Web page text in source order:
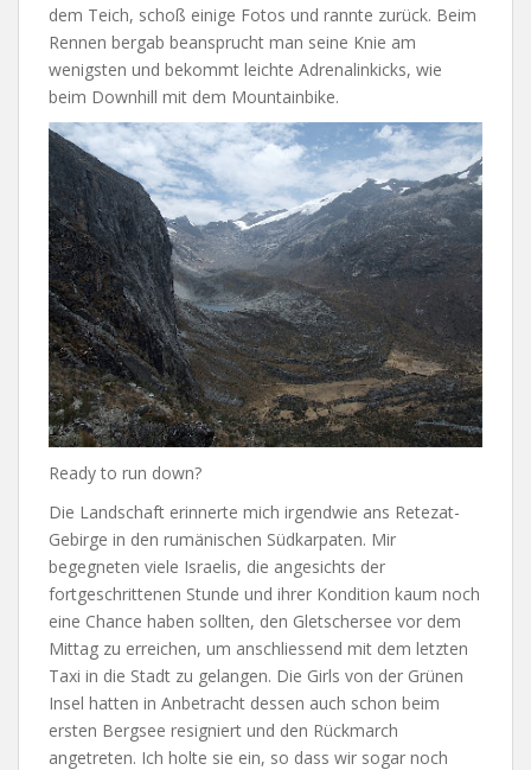
dem Teich, schoß einige Fotos und rannte zurück. Beim
Rennen bergab beansprucht man seine Knie am
wenigsten und bekommt leichte Adrenalinkicks, wie
beim Downhill mit dem Mountainbike.
Ready to run down?
Die Landschaft erinnerte mich irgendwie ans Retezat-
Gebirge in den rumänischen Südkarpaten. Mir
begegneten viele Israelis, die angesichts der
fortgeschrittenen Stunde und ihrer Kondition kaum noch
eine Chance haben sollten, den Gletschersee vor dem
Mittag zu erreichen, um anschliessend mit dem letzten
Taxi in die Stadt zu gelangen. Die Girls von der Grünen
Insel hatten in Anbetracht dessen auch schon beim
ersten Bergsee resigniert und den Rückmarch
angetreten. Ich holte sie ein, so dass wir sogar noch